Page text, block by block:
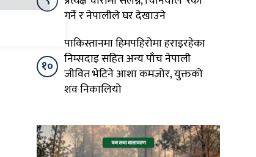
गर्ने र नेपालीले घर देखाउने
१०
पाकिस्तानमा हिमपहिरोमा हराइरहेका
निम्सदाइ सहित अन्य पाँच नेपाली
जीवित भेटिने आशा कमजोर, युक्तको
शव निकालियो